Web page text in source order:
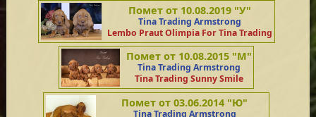
Помет от 10.08.2019 "У"
Tina Trading Armstrong
Lembo Praut Olimpia For Tina Trading
Помет от 10.08.2015 "М"
Tina Trading Armstrong
Tina Trading Sunny Smile
Помет от 03.06.2014 "Ю"
Tina Trading Armstrong